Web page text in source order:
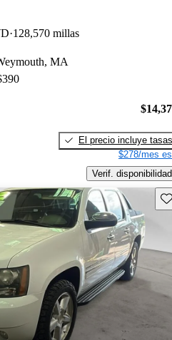
128,570 millas
MA
El precio incluye tasas
$278/mes
Verif. disponibilidad